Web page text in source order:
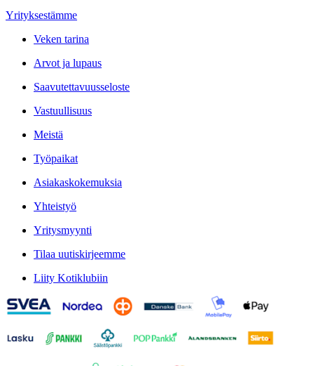
Yrityksestämme
Veken tarina
Arvot ja lupaus
Saavutettavuusseloste
Vastuullisuus
Meistä
Työpaikat
Asiakaskokemuksia
Yhteistyö
Yritysmyynti
Tilaa uutiskirjeemme
Liity Kotiklubiin